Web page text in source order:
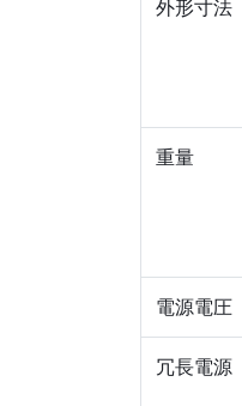
外形寸法
重量
電源電圧
冗長電源